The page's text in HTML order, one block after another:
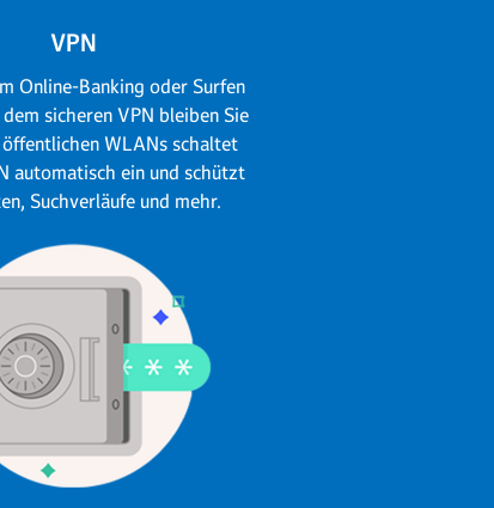
VPN
Online-Banking oder Surfen
sicheren VPN bleiben Sie
WLANs schaltet
automatisch ein und schützt
Suchverläufe und mehr.